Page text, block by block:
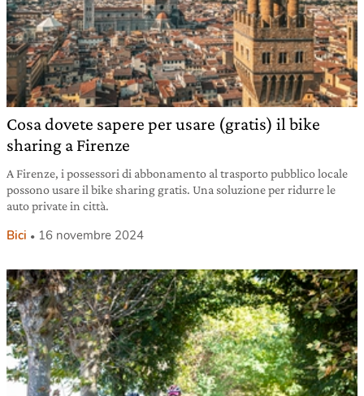
Cosa dovete sapere per usare (gratis) il bike
sharing a Firenze
A Firenze, i possessori di abbonamento al trasporto pubblico locale
possono usare il bike sharing gratis. Una soluzione per ridurre le
auto private in città.
Bici 16 novembre 2024